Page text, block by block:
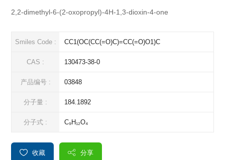
2,2-dimethyl-6-(2-oxopropyl)-4H-1,3-dioxin-4-one
Smiles Code : CC1(OC(CC(=O)C)=CC(=O)O1)C
CAS : 130473-38-0
产品编号 : 03848
分子量 : 184.1892
分子式 : C₉H₁₂O₄
收藏 分享